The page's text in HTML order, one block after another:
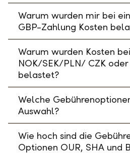
Warum wurden mir bei
GBP-Zahlung Kosten
Warum wurden Kosten
NOK/SEK/PLN/ CZK
belastet?
Welche
Auswahl?
Wie hoch sind die
Optionen OUR, SHA und